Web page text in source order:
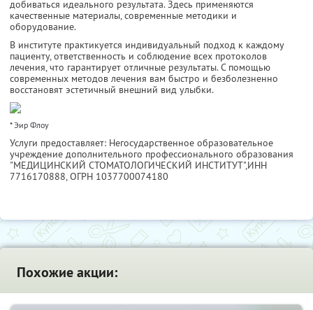
добиваться идеального результата. Здесь применяются
качественные материалы, современные методики и
оборудование.
В институте практикуется индивидуальный подход к каждому
пациенту, ответственность и соблюдение всех протоколов
лечения, что гарантирует отличные результаты. С помощью
современных методов лечения вам быстро и безболезненно
восстановят эстетичный внешний вид улыбки.
* Эир Флоу
Услуги предоставляет: Негосударственное образовательное
учреждение дополнительного профессионального образования
"МЕДИЦИНСКИЙ СТОМАТОЛОГИЧЕСКИЙ ИНСТИТУТ",ИНН
7716170888, ОГРН 1037700074180
Похожие акции: